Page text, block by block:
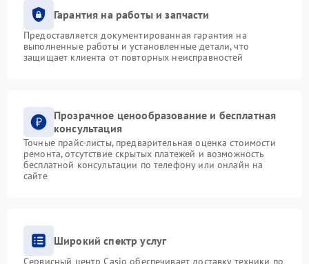
Гарантия на работы и запчасти
Предоставляется документированная гарантия на
выполненные работы и установленные детали, что
защищает клиента от повторных неисправностей
Прозрачное ценообразование и бесплатная
консультация
Точные прайс-листы, предварительная оценка стоимости
ремонта, отсутствие скрытых платежей и возможность
бесплатной консультации по телефону или онлайн на
сайте
Широкий спектр услуг
Сервисный центр Casio обеспечивает доставку техники по